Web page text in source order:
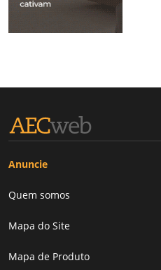
Anuncie
Quem somos
Mapa do Site
Mapa de Produto